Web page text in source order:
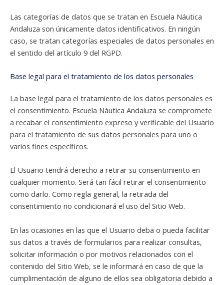
Las categorías de datos que se tratan en Escuela Náutica
Andaluza son únicamente datos identificativos. En ningún
caso, se tratan categorías especiales de datos personales en
el sentido del artículo 9 del RGPD.
Base legal para el tratamiento de los datos personales
La base legal para el tratamiento de los datos personales es
el consentimiento. Escuela Náutica Andaluza se compromete
a recabar el consentimiento expreso y verificable del Usuario
para el tratamiento de sus datos personales para uno o
varios fines específicos.
El Usuario tendrá derecho a retirar su consentimiento en
cualquier momento. Será tan fácil retirar el consentimiento
como darlo. Como regla general, la retirada del
consentimiento no condicionará el uso del Sitio Web.
En las ocasiones en las que el Usuario deba o pueda facilitar
sus datos a través de formularios para realizar consultas,
solicitar información o por motivos relacionados con el
contenido del Sitio Web, se le informará en caso de que la
cumplimentación de alguno de ellos sea obligatoria debido a